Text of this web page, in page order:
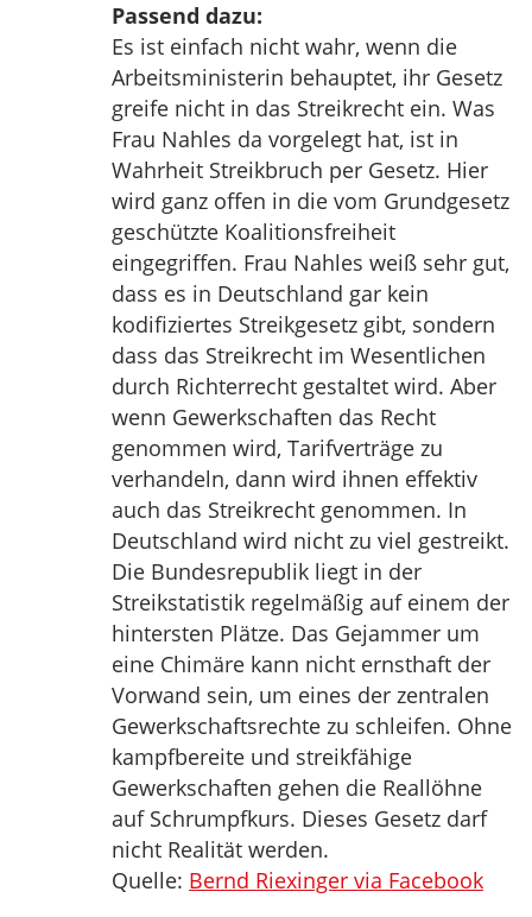
Passend dazu:
Es ist einfach nicht wahr, wenn die
Arbeitsministerin behauptet, ihr Gesetz
greife nicht in das Streikrecht ein. Was
Frau Nahles da vorgelegt hat, ist in
Wahrheit Streikbruch per Gesetz. Hier
wird ganz offen in die vom Grundgesetz
geschützte Koalitionsfreiheit
eingegriffen. Frau Nahles weiß sehr gut,
dass es in Deutschland gar kein
kodifiziertes Streikgesetz gibt, sondern
dass das Streikrecht im Wesentlichen
durch Richterrecht gestaltet wird. Aber
wenn Gewerkschaften das Recht
genommen wird, Tarifverträge zu
verhandeln, dann wird ihnen effektiv
auch das Streikrecht genommen. In
Deutschland wird nicht zu viel gestreikt.
Die Bundesrepublik liegt in der
Streikstatistik regelmäßig auf einem der
hintersten Plätze. Das Gejammer um
eine Chimäre kann nicht ernsthaft der
Vorwand sein, um eines der zentralen
Gewerkschaftsrechte zu schleifen. Ohne
kampfbereite und streikfähige
Gewerkschaften gehen die Reallöhne
auf Schrumpfkurs. Dieses Gesetz darf
nicht Realität werden.
Quelle: Bernd Riexinger via Facebook